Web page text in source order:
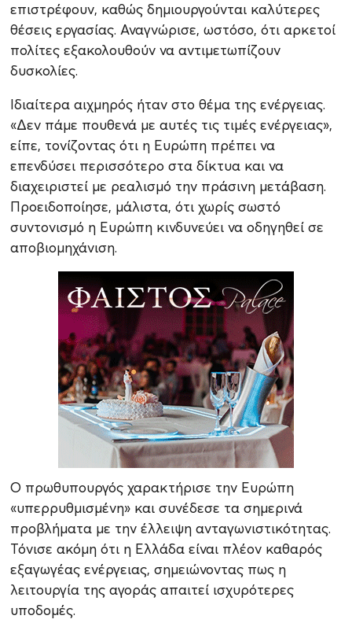
επιστρέφουν, καθώς δημιουργούνται καλύτερες
θέσεις εργασίας. Αναγνώρισε, ωστόσο, ότι αρκετοί
πολίτες εξακολουθούν να αντιμετωπίζουν
δυσκολίες.
Ιδιαίτερα αιχμηρός ήταν στο θέμα της ενέργειας.
«Δεν πάμε πουθενά με αυτές τις τιμές ενέργειας»,
είπε, τονίζοντας ότι η Ευρώπη πρέπει να
επενδύσει περισσότερο στα δίκτυα και να
διαχειριστεί με ρεαλισμό την πράσινη μετάβαση.
Προειδοποίησε, μάλιστα, ότι χωρίς σωστό
συντονισμό η Ευρώπη κινδυνεύει να οδηγηθεί σε
αποβιομηχάνιση.
Ο πρωθυπουργός χαρακτήρισε την Ευρώπη
«υπερρυθμισμένη» και συνέδεσε τα σημερινά
προβλήματα με την έλλειψη ανταγωνιστικότητας.
Τόνισε ακόμη ότι η Ελλάδα είναι πλέον καθαρός
εξαγωγέας ενέργειας, σημειώνοντας πως η
λειτουργία της αγοράς απαιτεί ισχυρότερες
υποδομές.